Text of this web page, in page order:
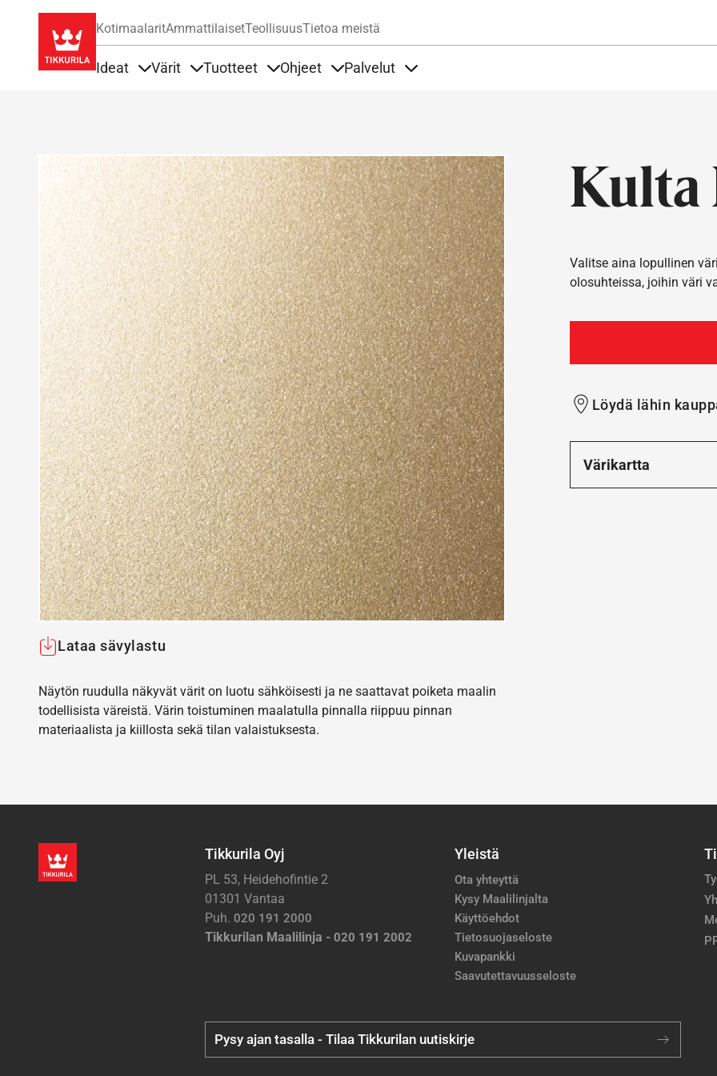
KotimaalaritAmmattilaisetTeollisuusTietoa meistä
Ideat Värit Tuotteet Ohjeet Palvelut
Kulta
Lataa sävylastu
Näytön ruudulla näkyvät värit on luotu sähköisesti ja ne saattavat poiketa maalin
todellisista väreistä. Värin toistuminen maalatulla pinnalla riippuu pinnan
materiaalista ja kiillosta sekä tilan valaistuksesta.
Valitse aina lopullinen
olosuhteissa, joihin väri
Löydä lähin
Värikartta
Tikkurila Oyj
PL 53, Heidehofintie 2
01301 Vantaa
Puh. 020 191 2000
Tikkurilan Maalilinja - 020 191 2002
Yleistä
Ota yhteyttä
Kysy Maalilinjalta
Käyttöehdot
Tietosuojaseloste
Kuvapankki
Saavutettavuusseloste
Pysy ajan tasalla - Tilaa Tikkurilan uutiskirje